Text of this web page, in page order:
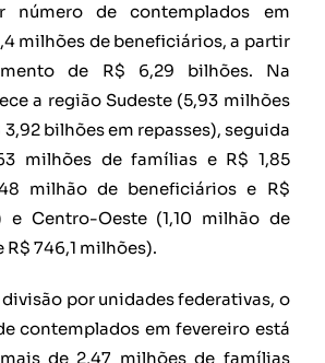
número de contemplados em
milhões de beneficiários, a partir
de R$ 6,29 bilhões. Na
a região Sudeste (5,93 milhões
bilhões em repasses), seguida
milhões de famílias e R$ 1,85
milhão de beneficiários e R$
e Centro-Oeste (1,10 milhão de
746,1 milhões).
por unidades federativas, o
contemplados em fevereiro está
de 2,47 milhões de famílias